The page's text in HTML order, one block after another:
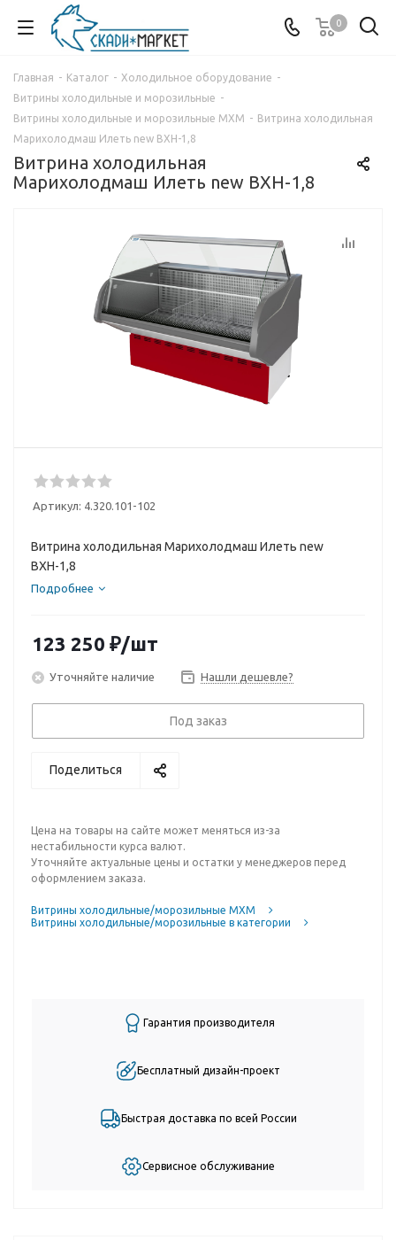
0
Главная - Каталог - Холодильное оборудование -
Витрины холодильные и морозильные -
Витрины холодильные и морозильные МХМ - Витрина холодильная
Марихолодмаш Илеть new ВХН-1,8
Витрина холодильная
Марихолодмаш Илеть new ВХН-1,8
Артикул: 4.320.101-102
Витрина холодильная Марихолодмаш Илеть new
ВХН-1,8
Подробнее
123 250 ₽/шт
Уточняйте наличие Нашли дешевле?
Под заказ
Поделиться
Цена на товары на сайте может меняться из-за
нестабильности курса валют.
Уточняйте актуальные цены и остатки у менеджеров перед
оформлением заказа.
Витрины холодильные/морозильные МХМ
Витрины холодильные/морозильные в категории
Гарантия производителя
Бесплатный дизайн-проект
Быстрая доставка по всей России
Сервисное обслуживание